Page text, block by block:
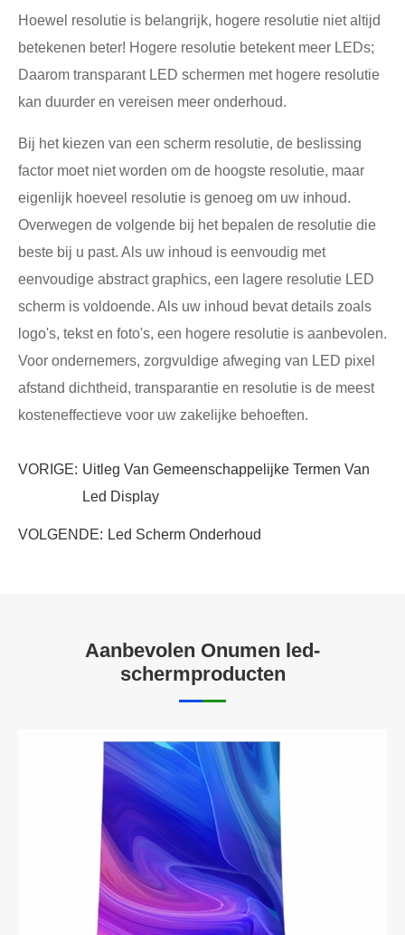
Hoewel resolutie is belangrijk, hogere resolutie niet altijd
betekenen beter! Hogere resolutie betekent meer LEDs;
Daarom transparant LED schermen met hogere resolutie
kan duurder en vereisen meer onderhoud.
Bij het kiezen van een scherm resolutie, de beslissing
factor moet niet worden om de hoogste resolutie, maar
eigenlijk hoeveel resolutie is genoeg om uw inhoud.
Overwegen de volgende bij het bepalen de resolutie die
beste bij u past. Als uw inhoud is eenvoudig met
eenvoudige abstract graphics, een lagere resolutie LED
scherm is voldoende. Als uw inhoud bevat details zoals
logo's, tekst en foto's, een hogere resolutie is aanbevolen.
Voor ondernemers, zorgvuldige afweging van LED pixel
afstand dichtheid, transparantie en resolutie is de meest
kosteneffectieve voor uw zakelijke behoeften.
VORIGE: Uitleg Van Gemeenschappelijke Termen Van
Led Display
VOLGENDE: Led Scherm Onderhoud
Aanbevolen Onumen led-
schermproducten